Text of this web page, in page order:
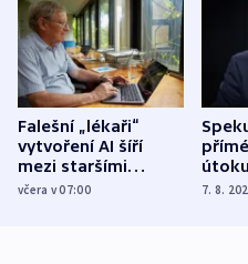
Falešní „lékaři“
vytvoření AI šíří
mezi staršími
Poláky nebezpečné
včera v 07:00
míní
7. 8.